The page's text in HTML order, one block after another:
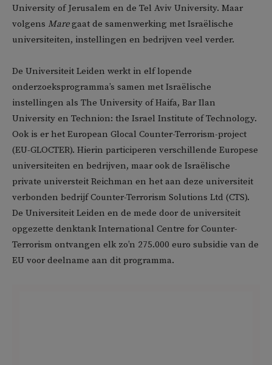
University of Jerusalem en de Tel Aviv University. Maar
volgens Maregaat de samenwerking met Israëlische
universiteiten, instellingen en bedrijven veel verder.
De Universiteit Leiden werkt in elf lopende
onderzoeksprogramma’s samen met Israëlische
instellingen als The University of Haifa, Bar Ilan
University en Technion: the Israel Institute of Technology.
Ook is er het European Glocal Counter-Terrorism-project
(EU-GLOCTER). Hierin participeren verschillende Europese
universiteiten en bedrijven, maar ook de Israëlische
private universteit Reichman en het aan deze universiteit
verbonden bedrijf Counter-Terrorism Solutions Ltd (CTS).
De Universiteit Leiden en de mede door de universiteit
opgezette denktank International Centre for Counter-
Terrorism ontvangen elk zo’n 275.000 euro subsidie van de
EU voor deelname aan dit programma.